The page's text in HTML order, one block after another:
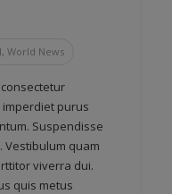
, World News
purus
Suspendisse
Vestibulum quam
viverra dui.
quis metus